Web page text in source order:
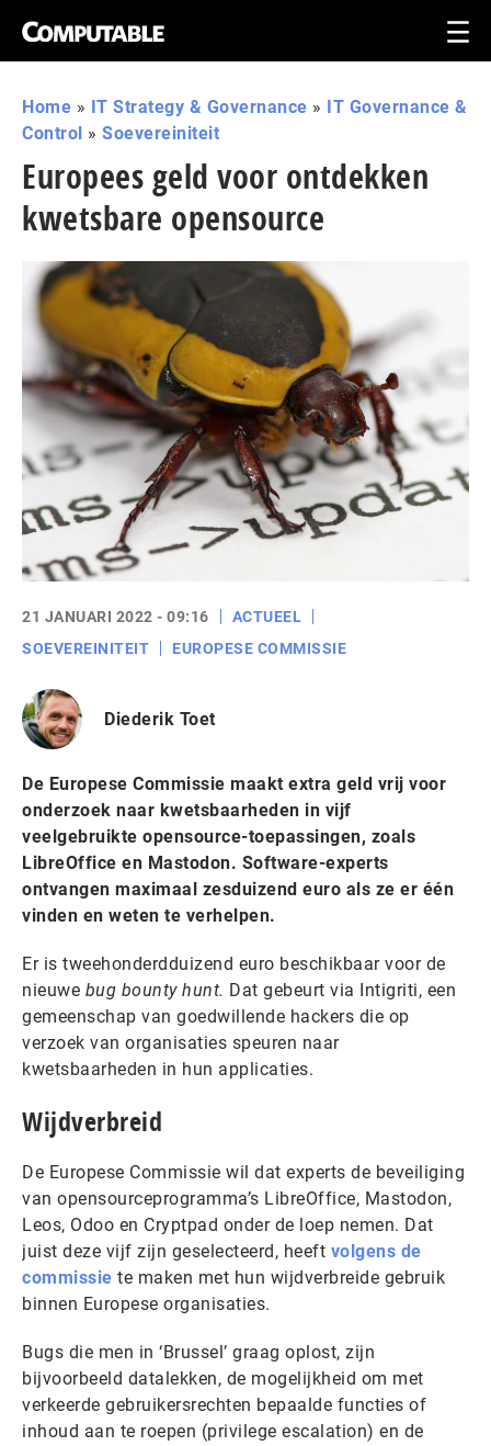
Home » IT Strategy & Governance » IT Governance &
Control » Soevereiniteit
Europees geld voor ontdekken
kwetsbare opensource
21 JANUARI 2022 - 09:16
ACTUEEL
SOEVEREINITEIT
EUROPESE COMMISSIE
Diederik Toet
De Europese Commissie maakt extra geld vrij voor
onderzoek naar kwetsbaarheden in vijf
veelgebruikte opensource-toepassingen, zoals
LibreOffice en Mastodon. Software-experts
ontvangen maximaal zesduizend euro als ze er één
vinden en weten te verhelpen.
Er is tweehonderdduizend euro beschikbaar voor de
nieuwe bug bounty hunt. Dat gebeurt via Intigriti, een
gemeenschap van goedwillende hackers die op
verzoek van organisaties speuren naar
kwetsbaarheden in hun applicaties.
Wijdverbreid
De Europese Commissie wil dat experts de beveiliging
van opensourceprogramma’s LibreOffice, Mastodon,
Leos, Odoo en Cryptpad onder de loep nemen. Dat
juist deze vijf zijn geselecteerd, heeft volgens de
commissie te maken met hun wijdverbreide gebruik
binnen Europese organisaties.
Bugs die men in ‘Brussel’ graag oplost, zijn
bijvoorbeeld datalekken, de mogelijkheid om met
verkeerde gebruikersrechten bepaalde functies of
inhoud aan te roepen (privilege escalation) en de